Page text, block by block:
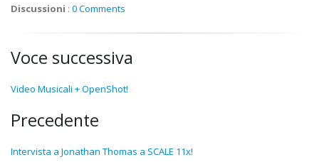
Discussioni : 0 Comments
Voce successiva
Video Musicali + OpenShot!
Precedente
Intervista a Jonathan Thomas a SCALE 11x!